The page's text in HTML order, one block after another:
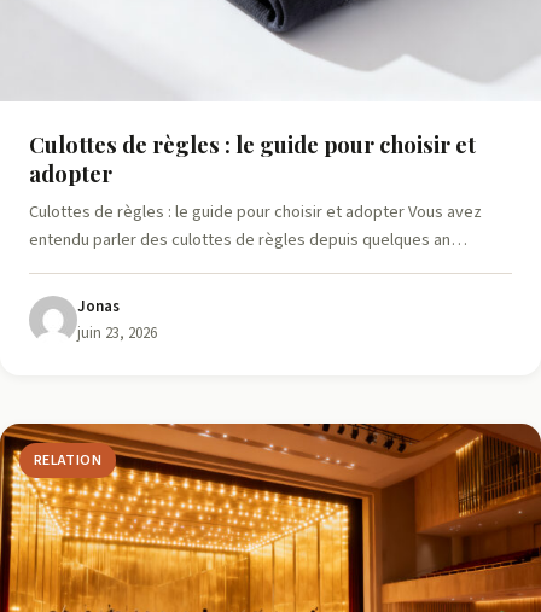
Culottes de règles : le guide pour choisir et
adopter
Culottes de règles : le guide pour choisir et adopter Vous avez
entendu parler des culottes de règles depuis quelques an…
Jonas
juin 23, 2026
RELATION